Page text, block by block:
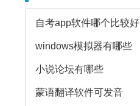
自考app软件哪个比较好
windows模拟器有哪些
小说论坛有哪些
蒙语翻译软件可发音